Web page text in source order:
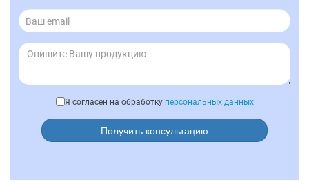
Я согласен на обработку персональных данных
Получить консультацию